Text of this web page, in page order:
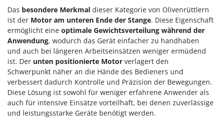
Das besondere Merkmal dieser Kategorie von Olivenrüttlern
ist der Motor am unteren Ende der Stange. Diese Eigenschaft
ermöglicht eine optimale Gewichtsverteilung während der
Anwendung, wodurch das Gerät einfacher zu handhaben
und auch bei längeren Arbeitseinsätzen weniger ermüdend
ist. Der unten positionierte Motor verlagert den
Schwerpunkt näher an die Hände des Bedieners und
verbessert dadurch Kontrolle und Präzision der Bewegungen.
Diese Lösung ist sowohl für weniger erfahrene Anwender als
auch für intensive Einsätze vorteilhaft, bei denen zuverlässige
und leistungsstarke Geräte benötigt werden.